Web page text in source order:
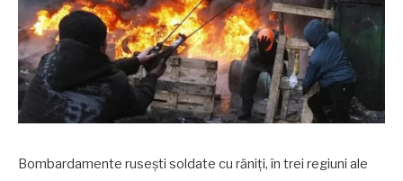
Bombardamente rusești soldate cu răniți, în trei regiuni ale